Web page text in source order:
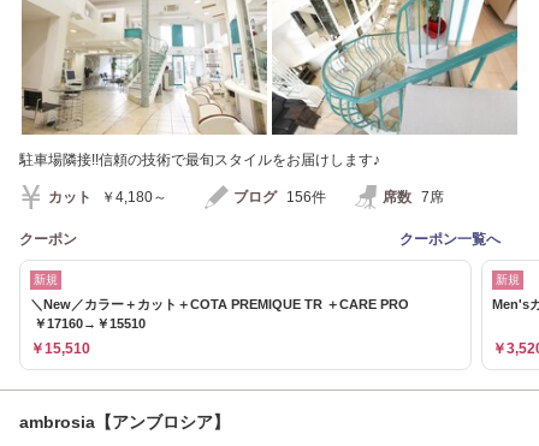
駐車場隣接!!信頼の技術で最旬スタイルをお届けします♪
カット ￥4,180～ ブログ 156件 席数 7席
クーポン クーポン一覧へ
新規
＼New／カラー＋カット＋COTA PREMIQUE TR ＋CARE PRO
￥17160→￥15510
￥15,510
新規
Men's
￥
ambrosia【アンブロシア】